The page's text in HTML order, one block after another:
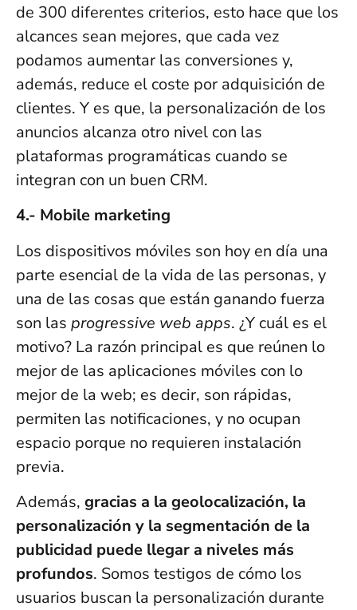
de 300 diferentes criterios, esto hace que los
alcances sean mejores, que cada vez
podamos aumentar las conversiones y,
además, reduce el coste por adquisición de
clientes. Y es que, la personalización de los
anuncios alcanza otro nivel con las
plataformas programáticas cuando se
integran con un buen CRM.
4.- Mobile marketing
Los dispositivos móviles son hoy en día una
parte esencial de la vida de las personas, y
una de las cosas que están ganando fuerza
son las progressive web apps. ¿Y cuál es el
motivo? La razón principal es que reúnen lo
mejor de las aplicaciones móviles con lo
mejor de la web; es decir, son rápidas,
permiten las notificaciones, y no ocupan
espacio porque no requieren instalación
previa.
Además, gracias a la geolocalización, la
personalización y la segmentación de la
publicidad puede llegar a niveles más
profundos. Somos testigos de cómo los
usuarios buscan la personalización durante